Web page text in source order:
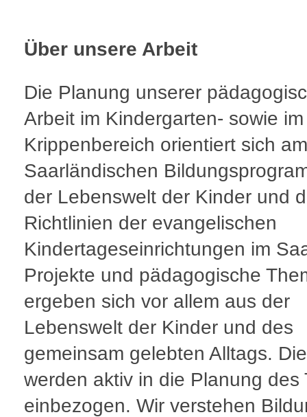
Über unsere Arbeit
Die Planung unserer
Arbeit im Kindergarten- sowie im
Krippenbereich orientiert sich am
Saarländischen
der Lebenswelt der Kinder und
Richtlinien der evangelischen
Kindertageseinrichtungen im
Projekte und pädagogische
ergeben sich vor allem aus der
Lebenswelt der Kinder und des
gemeinsam gelebten Alltags.
werden aktiv in die Planung des
einbezogen. Wir verstehen